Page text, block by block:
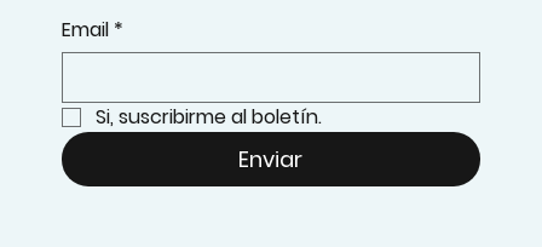
Email *
Si, suscribirme al boletín.
Enviar